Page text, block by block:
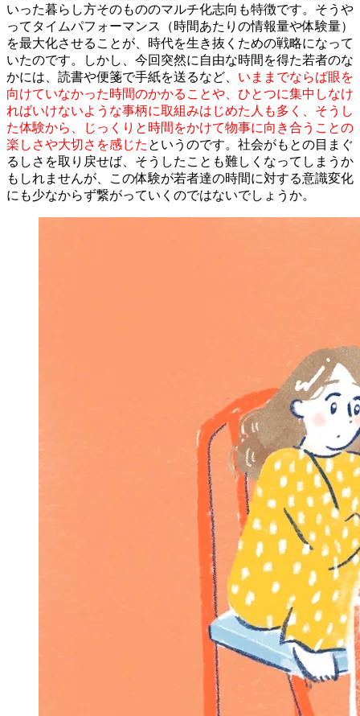
いった暮らし方そのもののマルチ化志向も特徴です。そうや
ってタイムパフォーマンス（時間あたりの情報量や体験量）
を最大化させることが、時代を生き抜くための戦略になって
いたのです。しかし、今回突然に自由な時間を得た若者のな
かには、読書や便箋で手紙を送るなど、 いままでならば眼を
向けていなかった時間のかかることや、ひとつに集中しなけ
ればいけないような事柄に取組みはじめた人も多く、そうし
た体験から、じっくりと時間をかけて物事に向き合うことの
楽しさや大切さを感じた というのです。社会がもとの目まぐ
るしさを取り戻せば、そうしたことも難しくなってしまうか
もしれませんが、この体験が若者達の時間に対する意識変化
にも少なからず繋がっていくのではないでしょうか。